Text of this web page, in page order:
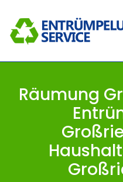
Räumung